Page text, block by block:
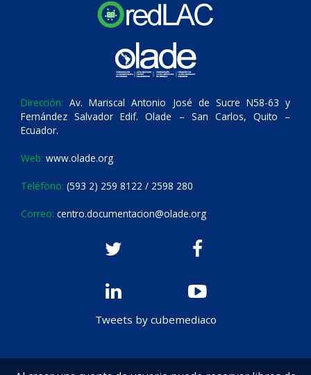
Dirección: Av. Mariscal Antonio José de Sucre N58-63 y
Fernández Salvador Edif. Olade – San Carlos, Quito –
Ecuador.
Web: www.olade.org
Teléfono: (593 2) 259 8122 / 2598 280
Correo: centro.documentacion@olade.org
Tweets by cubemediaco